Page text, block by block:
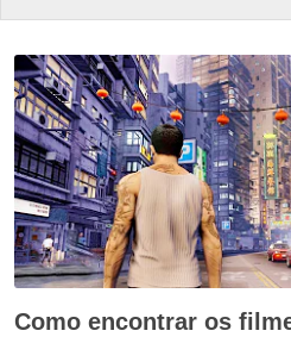
Como encontrar os